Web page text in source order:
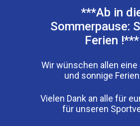
***Ab in
Sommerpause:
Ferien !***
Wir wünschen allen
und sonnige
Vielen Dank an alle für
für unseren